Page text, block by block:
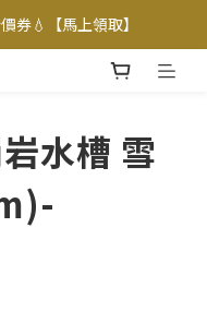
券💧【馬上領取】
水槽 雪